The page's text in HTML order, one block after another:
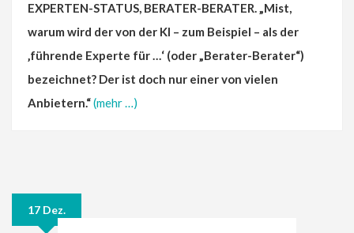
EXPERTEN-STATUS, BERATER-BERATER. „Mist,
warum wird der von der KI – zum Beispiel – als der
‚führende Experte für …‘ (oder „Berater-Berater“)
bezeichnet? Der ist doch nur einer von vielen
Anbietern.“(mehr …)
17 Dez.